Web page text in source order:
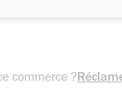
commerce ?